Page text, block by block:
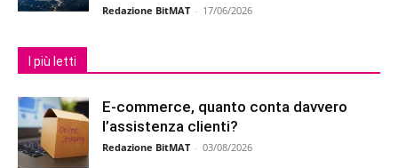
Redazione BitMAT - 17/06/2026
I più letti
E-commerce, quanto conta davvero
l’assistenza clienti?
Redazione BitMAT - 03/08/2026